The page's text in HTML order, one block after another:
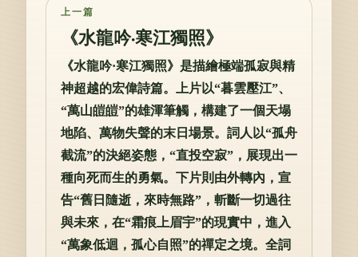
上一篇
《水龍吟·寒江獨照》
《水龍吟·寒江獨照》是描繪極端孤寂與精
神超越的宏偉詩篇。上片以“暮雲壓江”、
“萬山皚皚”的雄渾筆觸，構建了一個天塌
地陷、萬物失聲的末日場景。詞人以“孤舟
截流”的決絕姿態，“直投空寂”，展現出一
種向死而生的勇氣。下片則由外轉內，宣
告“舊日隨逝，來時無路”，斬斷一切過往
與未來，在“霜痕上眉宇”的現實中，進入
“萬象低迴，孤心自照”的禪定之境。全詞